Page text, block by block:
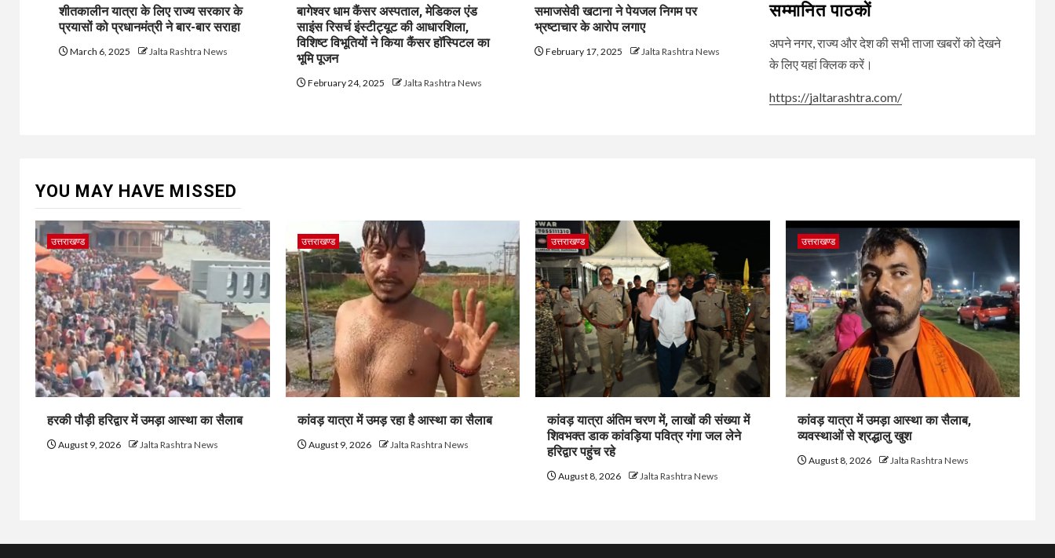
शीतकालीन यात्रा के लिए राज्य सरकार के
प्रयासों को प्रधानमंत्री ने बार-बार सराहा
March 6, 2025 Jalta Rashtra News
बागेश्वर धाम कैंसर अस्पताल, मेडिकल एंड
साइंस रिसर्च इंस्टीट्यूट की आधारशिला,
विशिष्ट विभूतियों ने किया कैंसर हाॅस्पिटल का
भूमि पूजन
February 24, 2025 Jalta Rashtra News
समाजसेवी खटाना ने पेयजल निगम पर
भ्रष्टाचार के आरोप लगाए
February 17, 2025 Jalta Rashtra News
सम्मानित पाठकों
अपने नगर, राज्य और देश की सभी ताजा खबरों को देखने
के लिए यहां क्लिक करें।
https://jaltarashtra.com/
YOU MAY HAVE MISSED
उत्तराखण्ड
हरकी पौड़ी हरिद्वार में उमड़ा आस्था का सैलाब
August 9, 2026 Jalta Rashtra News
उत्तराखण्ड
कांवड़ यात्रा में उमड़ रहा है आस्था का सैलाब
August 9, 2026 Jalta Rashtra News
उत्तराखण्ड
कांवड़ यात्रा अंतिम चरण में, लाखों की संख्या में
शिवभक्त डाक कांवड़िया पवित्र गंगा जल लेने
हरिद्वार पहुंच रहे
August 8, 2026 Jalta Rashtra News
उत्तराखण्ड
कांवड़ यात्रा में उमड़ा आस्था का सैलाब,
व्यवस्थाओं से श्रद्धालु खुश
August 8, 2026 Jalta Rashtra News